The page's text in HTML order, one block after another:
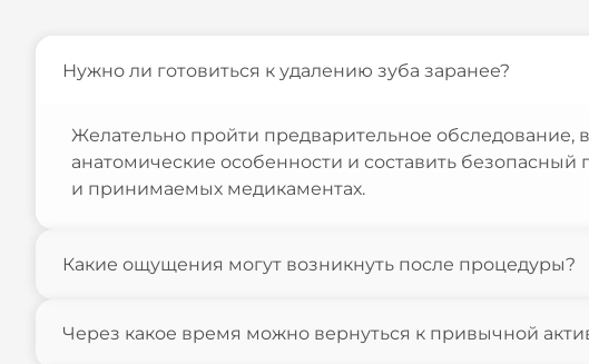
Нужно ли готовиться к удалению зуба заранее?
Желательно пройти предварительное
анатомические особенности и составить
и принимаемых медикаментах.
Какие ощущения могут возникнуть после процедуры?
Через какое время можно вернуться к привычной